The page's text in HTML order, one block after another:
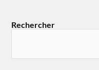
Rechercher